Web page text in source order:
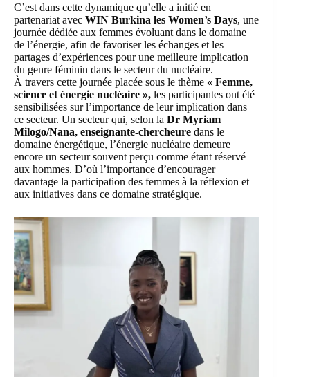
C’est dans cette dynamique qu’elle a initié en
partenariat avec WIN Burkina les Women’s Days, une
journée dédiée aux femmes évoluant dans le domaine
de l’énergie, afin de favoriser les échanges et les
partages d’expériences pour une meilleure implication
du genre féminin dans le secteur du nucléaire.
À travers cette journée placée sous le thème « Femme,
science et énergie nucléaire », les participantes ont été
sensibilisées sur l’importance de leur implication dans
ce secteur. Un secteur qui, selon la Dr Myriam
Milogo/Nana, enseignante-chercheure dans le
domaine énergétique, l’énergie nucléaire demeure
encore un secteur souvent perçu comme étant réservé
aux hommes. D’où l’importance d’encourager
davantage la participation des femmes à la réflexion et
aux initiatives dans ce domaine stratégique.